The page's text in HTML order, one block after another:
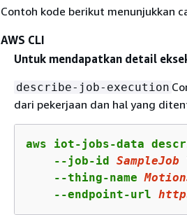
Contoh kode berikut menunjukkan
AWS CLI
Untuk mendapatkan detail
describe-job-execution
dari pekerjaan dan hal yang
aws iot-jobs-data
    --job-id
SampleJob
    --thing-name
    --endpoint-url